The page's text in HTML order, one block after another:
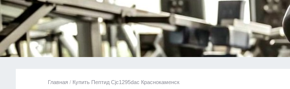
Главная / Купить Пептид Cjc1295dac Краснокаменск